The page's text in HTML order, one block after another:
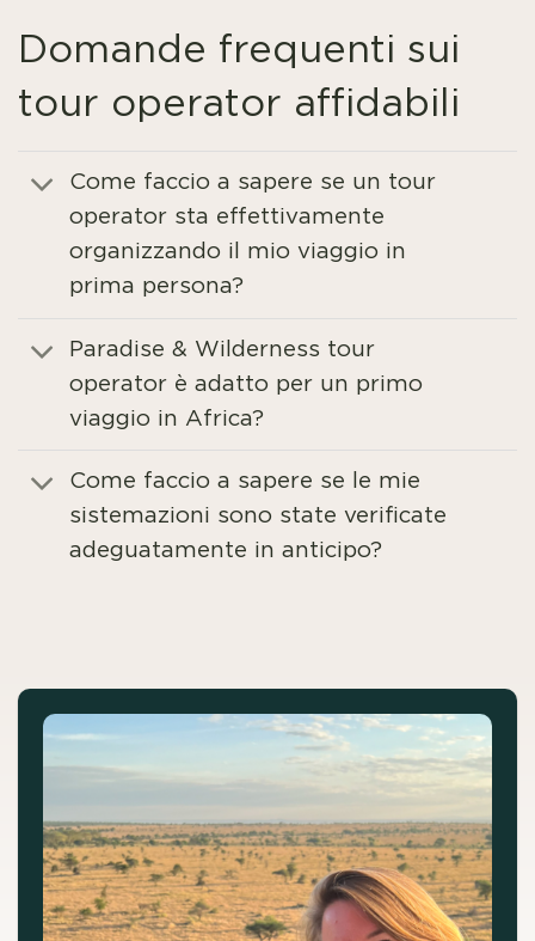
Domande frequenti sui
tour operator affidabili
Come faccio a sapere se un tour
operator sta effettivamente
organizzando il mio viaggio in
prima persona?
Paradise & Wilderness tour
operator è adatto per un primo
viaggio in Africa?
Come faccio a sapere se le mie
sistemazioni sono state verificate
adeguatamente in anticipo?